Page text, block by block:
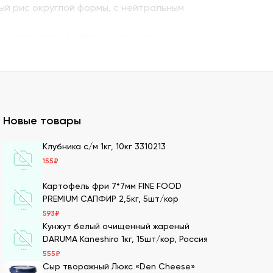
рис округлой формы, с нейтральным
семгу. А также окунь унаги,
– для последнего штриха к оформлению.
суши оптом – кунжутные семена в разной
оптовой партией в нашей компании.
20-летний опыт в этой сфере, поэтому
Новые товары
Клубника с/м 1кг, 10кг 3310213
155₽
Картофель фри 7*7мм FINE FOOD
PREMIUM САПФИР 2,5кг, 5шт/кор
593₽
Кунжут белый очищенный жареный
DARUMA Kaneshiro 1кг, 15шт/кор, Россия
555₽
Сыр творожный Люкс «Den Cheese»